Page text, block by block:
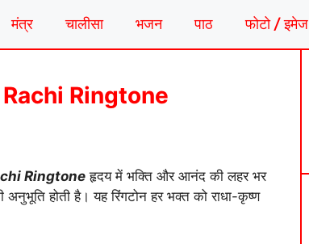
मंत्र चालीसा भजन पाठ फोटो / इमेज
Rachi Ringtone
Ringtone हृदय में भक्ति और आनंद की लहर भर
होती है। यह रिंगटोन हर भक्त को राधा-कृष्ण